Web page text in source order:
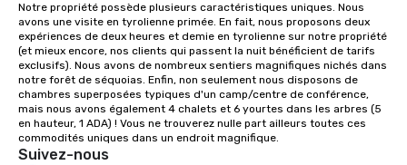
Notre propriété possède plusieurs caractéristiques uniques. Nous
avons une visite en tyrolienne primée. En fait, nous proposons deux
expériences de deux heures et demie en tyrolienne sur notre propriété
(et mieux encore, nos clients qui passent la nuit bénéficient de tarifs
exclusifs). Nous avons de nombreux sentiers magnifiques nichés dans
notre forêt de séquoias. Enfin, non seulement nous disposons de
chambres superposées typiques d'un camp/centre de conférence,
mais nous avons également 4 chalets et 6 yourtes dans les arbres (5
en hauteur, 1 ADA) ! Vous ne trouverez nulle part ailleurs toutes ces
commodités uniques dans un endroit magnifique.
Suivez-nous